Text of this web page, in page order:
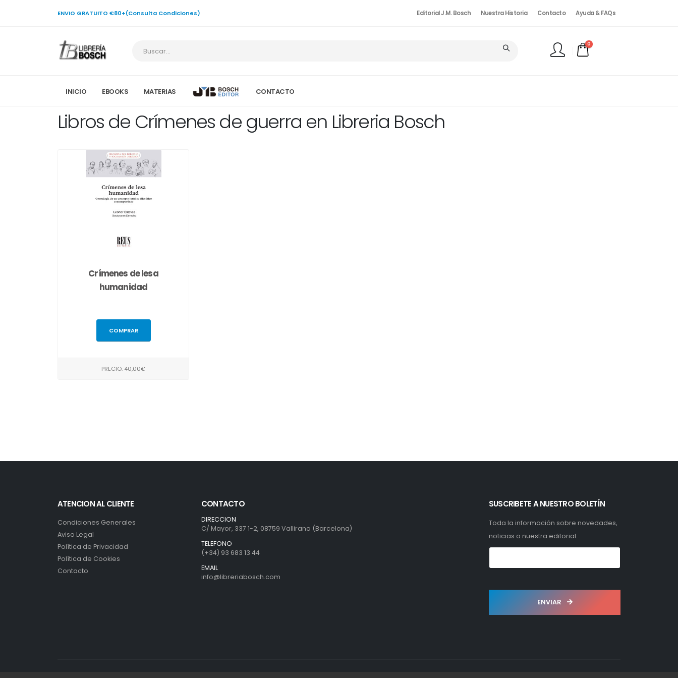
ENVIO GRATUITO €80+(Consulta Condiciones) Editorial J.M. Bosch Nuestra Historia Contacto Ayuda & FAQs
0
INICIO EBOOKS MATERIAS CONTACTO
Libros de Crímenes de guerra en Libreria Bosch
Crímenes de lesa
humanidad
COMPRAR
PRECIO: 40,00€
ATENCION AL CLIENTE
Condiciones Generales
Aviso Legal
Política de Privacidad
Política de Cookies
Contacto
CONTACTO
DIRECCION
C/ Mayor, 337 1-2, 08759 Vallirana (Barcelona)
TELEFONO
(+34) 93 683 13 44
EMAIL
info@libreriabosch.com
SUSCRIBETE A NUESTRO BOLETÍN
Toda la información sobre novedades,
noticias o nuestra editorial
ENVIAR